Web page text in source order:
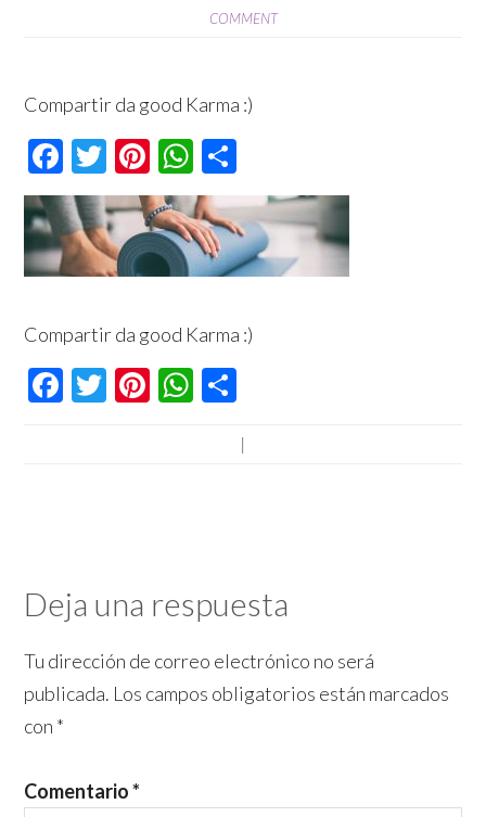
COMMENT
Compartir da good Karma :)
Facebook
Twitter
Pinterest
WhatsApp
Compartir da good Karma :)
Facebook
Twitter
Pinterest
WhatsApp
Deja una respuesta
Tu dirección de correo electrónico no será
publicada. Los campos obligatorios están marcados
con *
Comentario*